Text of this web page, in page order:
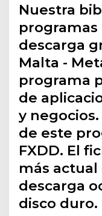
Nuestra
descarga
Malta -
programa
de
y
de este
FXDD. El
más
descarga
disco duro.